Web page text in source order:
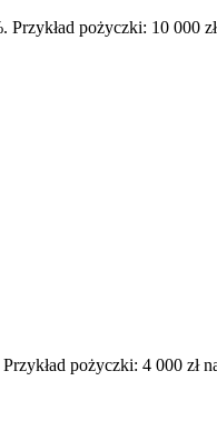
pożyczki: 10 000
pożyczki: 4 000 zł